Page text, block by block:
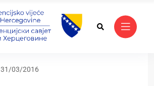
31/03/2016